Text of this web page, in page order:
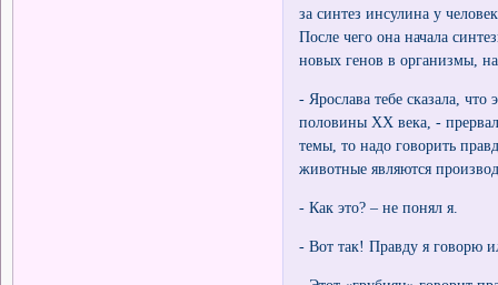
за синтез инсулина у
После чего она начала
новых генов в организмы,
- Ярослава тебе сказала,
половины XX века, -
темы, то надо говорить
животные являются
- Как это? – не понял я.
- Вот так! Правду я говорю